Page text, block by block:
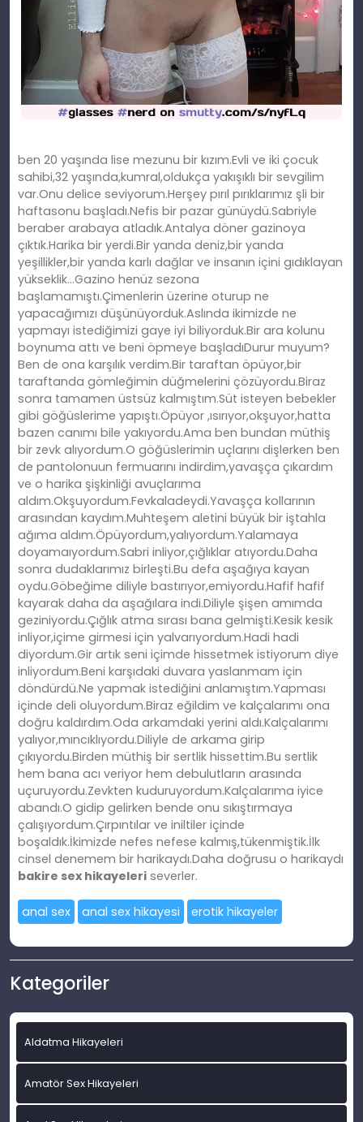
ben 20 yaşında lise mezunu bir kızım.Evli ve iki çocuk
sahibi,32 yaşında,kumral,oldukça yakışıklı bir sevgilim
var.Onu delice seviyorum.Herşey pırıl pırıklarımız şli bir
haftasonu başladı.Nefis bir pazar günüydü.Sabriyle
beraber arabaya atladık.Antalya döner gazinoya
çıktık.Harika bir yerdi.Bir yanda deniz,bir yanda
yeşillikler,bir yanda karlı dağlar ve insanın içini gıdıklayan
yükseklik…Gazino henüz sezona
başlamamıştı.Çimenlerin üzerine oturup ne
yapacağımızı düşünüyorduk.Aslında ikimizde ne
yapmayı istediğimizi gaye iyi biliyorduk.Bir ara kolunu
boynuma attı ve beni öpmeye başladıDurur muyum?
Ben de ona karşılık verdim.Bir taraftan öpüyor,bir
taraftanda gömleğimin düğmelerini çözüyordu.Biraz
sonra tamamen üstsüz kalmıştım.Süt isteyen bebekler
gibi göğüslerime yapıştı.Öpüyor ,ısırıyor,okşuyor,hatta
bazen canımı bile yakıyordu.Ama ben bundan müthiş
bir zevk alıyordum.O göğüslerimin uçlarını dişlerken ben
de pantolonuun fermuarını indirdim,yavaşça çıkardım
ve o harika şişkinliği avuçlarıma
aldım.Okşuyordum.Fevkaladeydi.Yavaşça kollarının
arasından kaydım.Muhteşem aletini büyük bir iştahla
ağıma aldım.Öpüyordum,yalıyordum.Yalamaya
doyamaıyordum.Sabri inliyor,çığlıklar atıyordu.Daha
sonra dudaklarımız birleşti.Bu defa aşağıya kayan
oydu.Göbeğime diliyle bastırıyor,emiyordu.Hafif hafif
kayarak daha da aşağılara indi.Diliyle şişen amımda
geziniyordu.Çığlık atma sırası bana gelmişti.Kesik kesik
inliyor,içime girmesi için yalvarıyordum.Hadi hadi
diyordum.Gir artık seni içimde hissetmek istiyorum diye
inliyordum.Beni karşıdaki duvara yaslanmam için
döndürdü.Ne yapmak istediğini anlamıştım.Yapması
içinde deli oluyordum.Biraz eğildim ve kalçalarımı ona
doğru kaldırdım.Oda arkamdaki yerini aldı.Kalçalarımı
yalıyor,mıncıklıyordu.Diliyle de arkama girip
çıkıyordu.Birden müthiş bir sertlik hissettim.Bu sertlik
hem bana acı veriyor hem debulutların arasında
uçuruyordu.Zevkten kuduruyordum.Kalçalarıma iyice
abandı.O gidip gelirken bende onu sıkıştırmaya
çalışıyordum.Çırpıntılar ve iniltiler içinde
boşaldık.İkimizde nefes nefese kalmış,tükenmiştik.İlk
cinsel denemem bir harikaydı.Daha doğrusu o harikaydı
bakire sex hikayeleri severler.
anal sex anal sex hikayesi erotik hikayeler
Kategoriler
Aldatma Hikayeleri
Amatör Sex Hikayeleri